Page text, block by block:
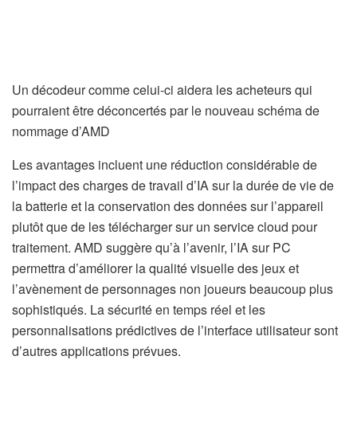
Un décodeur comme celui-ci aidera les acheteurs qui
pourraient être déconcertés par le nouveau schéma de
nommage d’AMD
Les avantages incluent une réduction considérable de
l’impact des charges de travail d’IA sur la durée de vie de
la batterie et la conservation des données sur l’appareil
plutôt que de les télécharger sur un service cloud pour
traitement. AMD suggère qu’à l’avenir, l’IA sur PC
permettra d’améliorer la qualité visuelle des jeux et
l’avènement de personnages non joueurs beaucoup plus
sophistiqués. La sécurité en temps réel et les
personnalisations prédictives de l’interface utilisateur sont
d’autres applications prévues.